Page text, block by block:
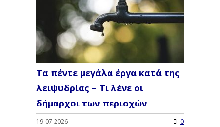
Τα πέντε μεγάλα έργα κατά της
λειψυδρίας – Τι λένε οι
δήμαρχοι των περιοχών
19-07-2026 0